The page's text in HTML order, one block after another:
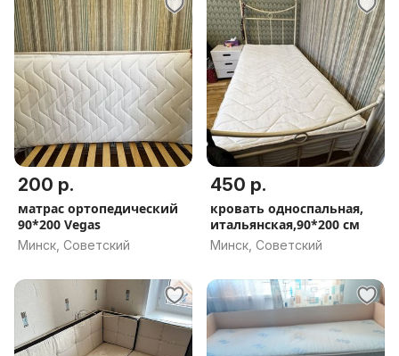
200 р.
матрас ортопедический
90*200 Vegas
Минск, Советский
450 р.
кровать односпальная,
итальянская,90*200 см
Минск, Советский